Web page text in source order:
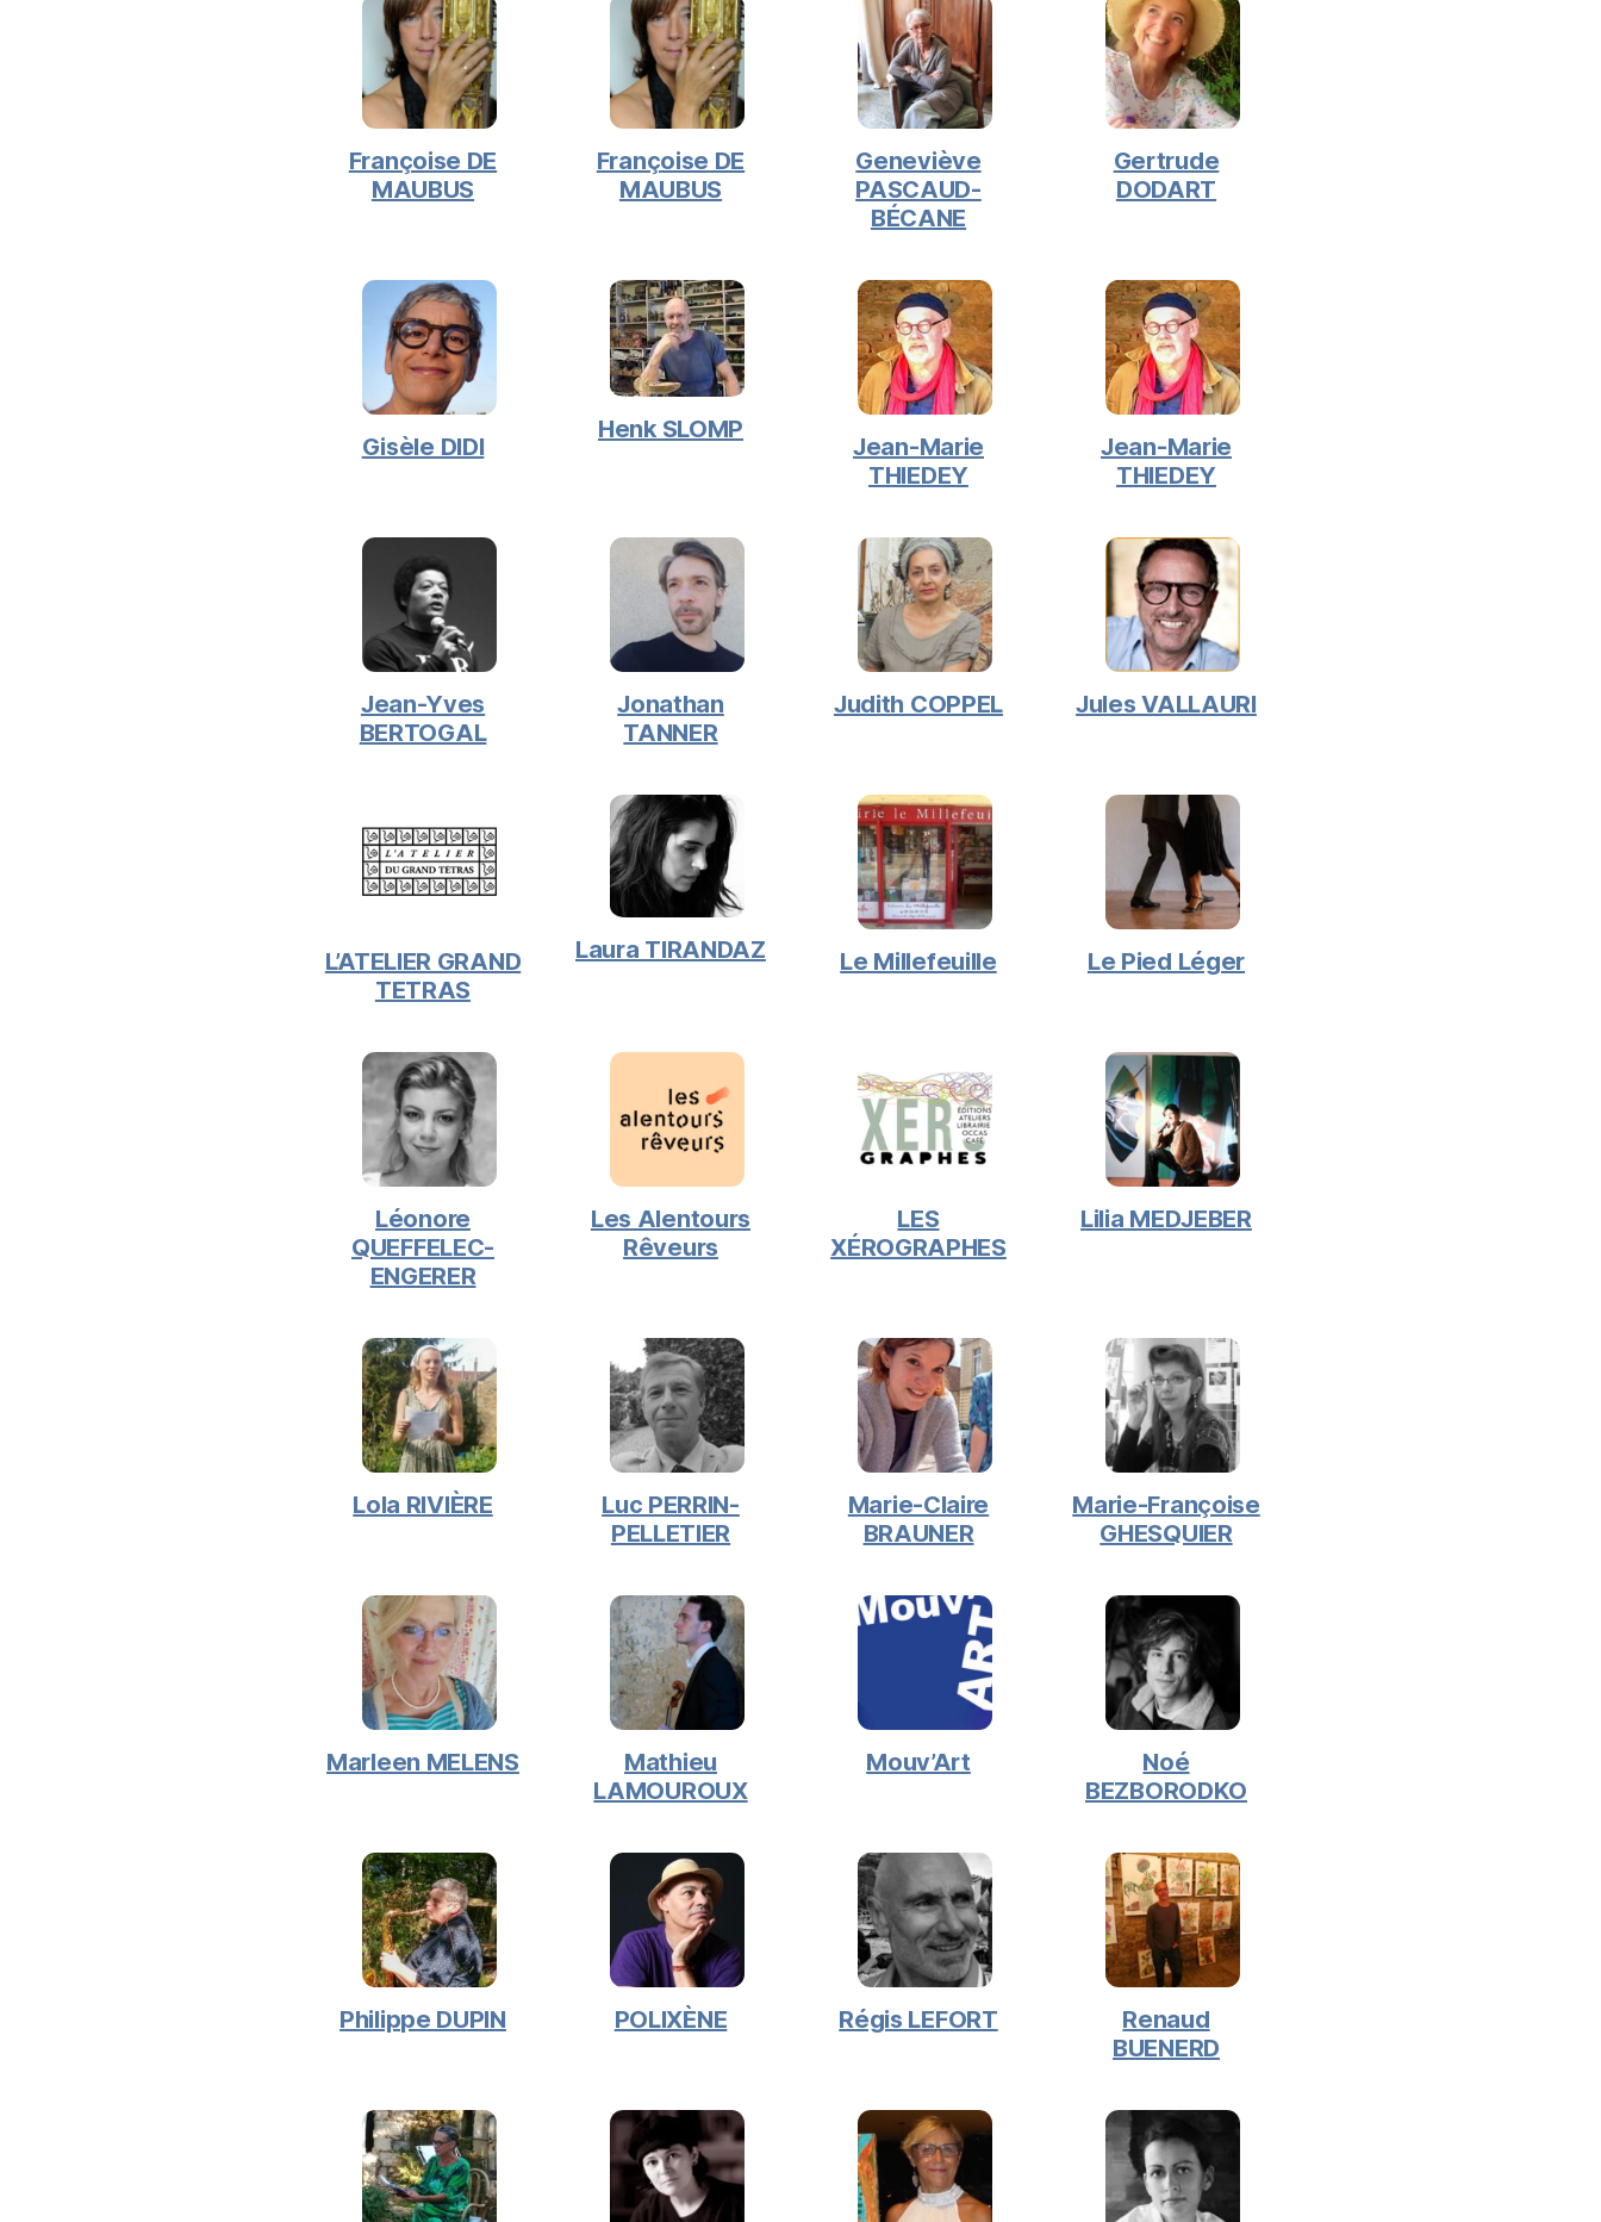
Françoise DE
MAUBUS
Françoise DE
MAUBUS
Geneviève
PASCAUD-
BÉCANE
Gertrude
DODART
Gisèle DIDI
Henk SLOMP
Jean-Marie
THIEDEY
Jean-Marie
THIEDEY
Jean-Yves
BERTOGAL
Jonathan
TANNER
Judith COPPEL Jules VALLAURI
L’ATELIER GRAND
TETRAS
Laura TIRANDAZ Le Millefeuille Le Pied Léger
Léonore
QUEFFELEC-
ENGERER
Les Alentours
Rêveurs
LES
XÉROGRAPHES
Lilia MEDJEBER
Lola RIVIÈRE
Luc PERRIN-
PELLETIER
Marie-Claire
BRAUNER
Marie-Françoise
GHESQUIER
Marleen MELENS
Mathieu
LAMOUROUX
Mouv’Art
Noé
BEZBORODKO
Philippe DUPIN POLIXÈNE Régis LEFORT
Renaud
BUENERD